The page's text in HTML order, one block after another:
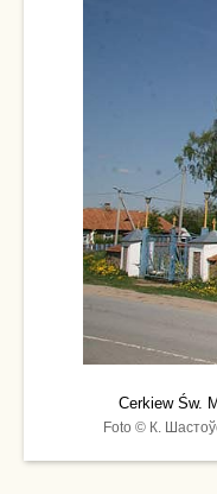
Cerkiew Św.
Foto © К.